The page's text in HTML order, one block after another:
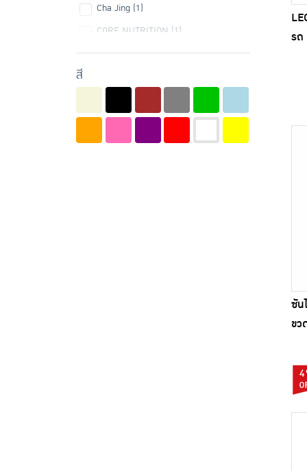
Cha Jing (1)
CORE NUTRITION (1)
Daily Fresh (1)
Duck (1)
Farcent (1)
สี
รถ
ซัน
ขว